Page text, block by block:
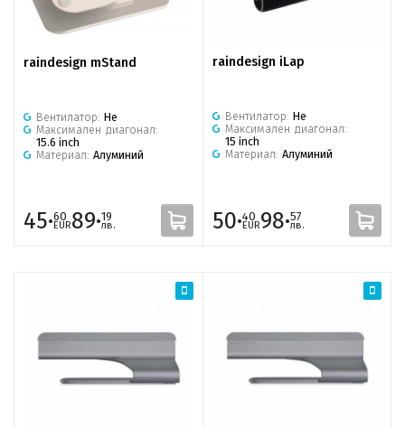
raindesign mStand
Вентилатор: Не
Максимален диагонал:
15.6 inch
Материал: Алуминий
45·60
EUR89·19
лв.
raindesign iLap
Вентилатор: Не
Максимален диагонал:
15 inch
Материал: Алуминий
50·40
EUR98·57
лв.